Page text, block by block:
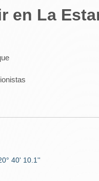
en La
40' 10.1''